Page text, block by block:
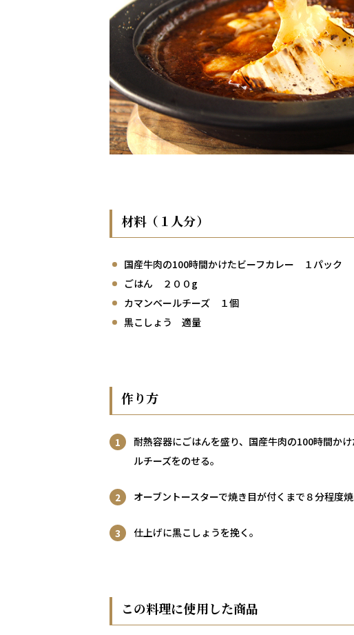
材料（１人分）
国産牛肉の100時間かけたビーフカレー １パック
ごはん ２００g
カマンベールチーズ １個
黒こしょう 適量
作り方
耐熱容器にごはんを盛り、国産牛肉の100時間か
ルチーズをのせる。
オーブントースターで焼き目が付くまで８分程度焼
仕上げに黒こしょうを挽く。
この料理に使用した商品